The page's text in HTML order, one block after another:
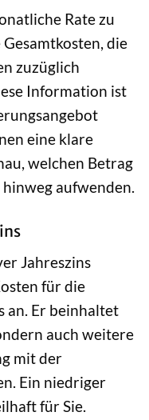
Rate zu
die
zuzüglich
Information ist
eine klare
welchen Betrag
aufwenden.
Jahreszins
für die
an. Er beinhaltet
auch weitere
mit der
Ein niedriger
für Sie.